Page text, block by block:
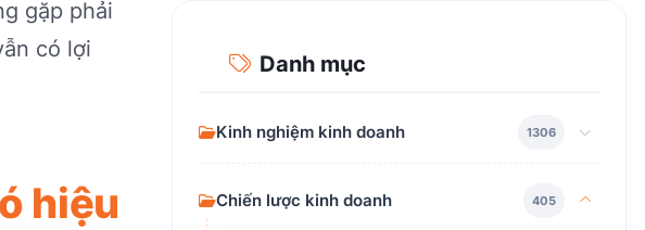
gặp phải
có lợi
hiệu
Danh mục
Kinh nghiệm kinh doanh 1306
Chiến lược kinh doanh 405